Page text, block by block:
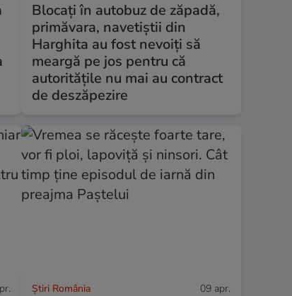
Blocați în autobuz de zăpadă,
primăvara, navetiștii din
Harghita au fost nevoiți să
meargă pe jos pentru că
autoritățile nu mai au contract
de deszăpezire
Știri România 09 apr.